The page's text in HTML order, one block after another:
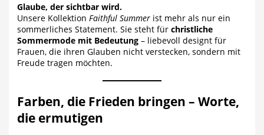
Glaube, der sichtbar wird.
Unsere Kollektion Faithful Summer ist mehr als nur ein
sommerliches Statement. Sie steht fürchristliche
Sommermode mit Bedeutung – liebevoll designt für
Frauen, die ihren Glauben nicht verstecken, sondern mit
Freude tragen möchten.
Farben, die Frieden bringen – Worte,
die ermutigen